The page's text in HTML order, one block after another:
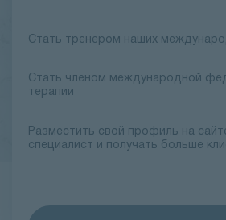
Стать тренером наших
Стать членом международной
терапии
Разместить свой профиль на
специалист и получать больше